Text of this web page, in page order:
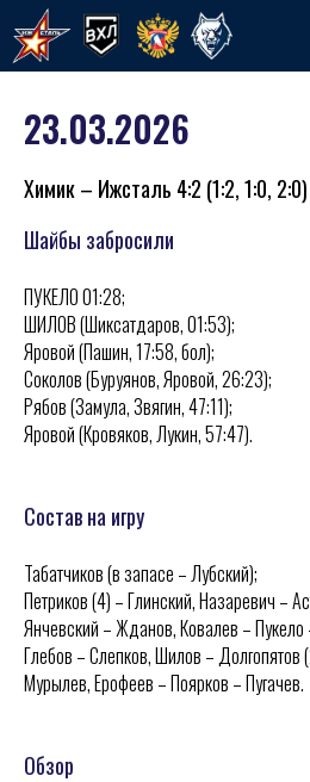
23.03.2026
Химик – Ижсталь 4:2 (1:2, 1:0, 2:0)
Шайбы забросили
ПУКЕЛО 01:28;
ШИЛОВ (Шиксатдаров, 01:53);
Яровой (Пашин, 17:58, бол);
Соколов (Буруянов, Яровой, 26:23);
Рябов (Замула, Звягин, 47:11);
Яровой (Кровяков, Лукин, 57:47).
Состав на игру
Табатчиков (в запасе – Лубский);
Петриков (4) – Глинский, Назаревич –
Янчевский – Жданов, Ковалев – Пукело
Глебов – Слепков, Шилов – Долгопятов
Мурылев, Ерофеев – Поярков – Пугачев.
Обзор